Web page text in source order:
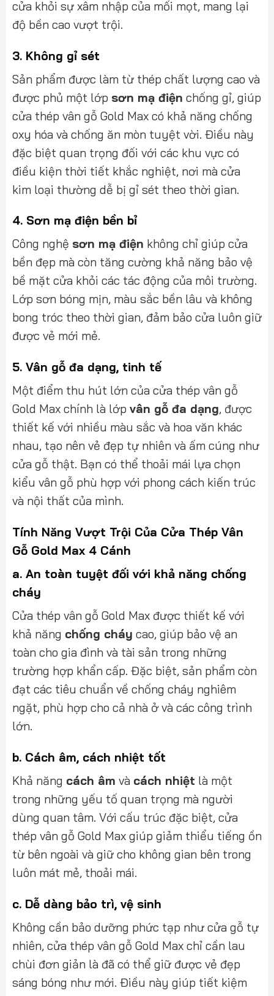
cửa khỏi sự xâm nhập của mối mọt, mang lại
độ bền cao vượt trội.
3. Không gỉ sét
Sản phẩm được làm từ thép chất lượng cao và
được phủ một lớp sơn mạ điện chống gỉ, giúp
cửa thép vân gỗ Gold Max có khả năng chống
oxy hóa và chống ăn mòn tuyệt vời. Điều này
đặc biệt quan trọng đối với các khu vực có
điều kiện thời tiết khắc nghiệt, nơi mà cửa
kim loại thường dễ bị gỉ sét theo thời gian.
4. Sơn mạ điện bền bỉ
Công nghệ sơn mạ điện không chỉ giúp cửa
bền đẹp mà còn tăng cường khả năng bảo vệ
bề mặt cửa khỏi các tác động của môi trường.
Lớp sơn bóng mịn, màu sắc bền lâu và không
bong tróc theo thời gian, đảm bảo cửa luôn giữ
được vẻ mới mẻ.
5. Vân gỗ đa dạng, tinh tế
Một điểm thu hút lớn của cửa thép vân gỗ
Gold Max chính là lớp vân gỗ đa dạng, được
thiết kế với nhiều màu sắc và hoa văn khác
nhau, tạo nên vẻ đẹp tự nhiên và ấm cúng như
cửa gỗ thật. Bạn có thể thoải mái lựa chọn
kiểu vân gỗ phù hợp với phong cách kiến trúc
và nội thất của mình.
Tính Năng Vượt Trội Của Cửa Thép Vân
Gỗ Gold Max 4 Cánh
a. An toàn tuyệt đối với khả năng chống
cháy
Cửa thép vân gỗ Gold Max được thiết kế với
khả năng chống cháy cao, giúp bảo vệ an
toàn cho gia đình và tài sản trong những
trường hợp khẩn cấp. Đặc biệt, sản phẩm còn
đạt các tiêu chuẩn về chống cháy nghiêm
ngặt, phù hợp cho cả nhà ở và các công trình
lớn.
b. Cách âm, cách nhiệt tốt
Khả năng cách âm và cách nhiệt là một
trong những yếu tố quan trọng mà người
dùng quan tâm. Với cấu trúc đặc biệt, cửa
thép vân gỗ Gold Max giúp giảm thiểu tiếng ồn
từ bên ngoài và giữ cho không gian bên trong
luôn mát mẻ, thoải mái.
c. Dễ dàng bảo trì, vệ sinh
Không cần bảo dưỡng phức tạp như cửa gỗ tự
nhiên, cửa thép vân gỗ Gold Max chỉ cần lau
chùi đơn giản là đã có thể giữ được vẻ đẹp
sáng bóng như mới. Điều này giúp tiết kiệm